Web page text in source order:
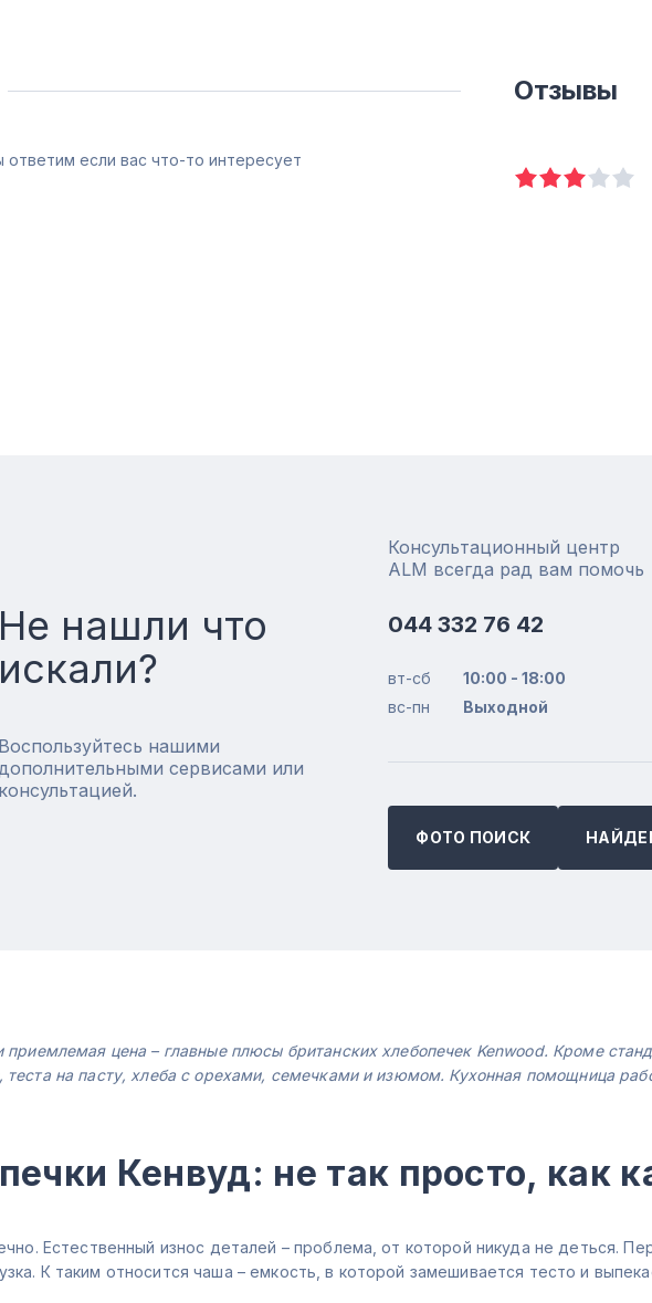
если вас что-то интересует
Отзывы
Не нашли что
искали?
Воспользуйтесь нашими
сервисами или
консультацией.
Консультационный центр
ALM всегда рад вам помочь
044 332 76 42
вт-сб
10:00 - 18:00
вс-пн
Выходной
ФОТО ПОИСК
цена – главные плюсы британских хлебопечек Kenwood. Кроме
на пасту, хлеба с орехами, семечками и изюмом. Кухонная помощница
Кенвуд: не так просто, как
Естественный износ деталей – проблема, от которой никуда не деться.
К таким относится чаша – емкость, в которой замешивается тесто и